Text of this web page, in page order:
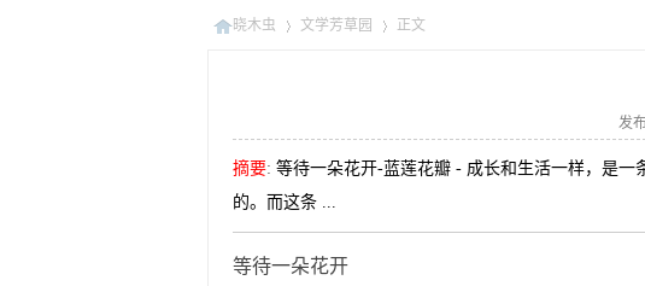
晓木虫 文学芳草园 正文
发布
摘要: 等待一朵花开-蓝莲花瓣 - 成长和生活一样，是一
的。而这条 ...
等待一朵花开